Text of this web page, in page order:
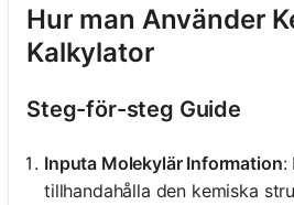
Hur man Använder
Kalkylator
Steg-för-steg Guide
Inputa Molekylär Information:
tillhandahålla den kemiska